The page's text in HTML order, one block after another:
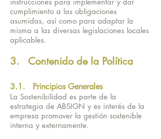
cumplimiento a las obligaciones
asumidas, así como para adaptar la
misma a las diversas legislaciones locales
aplicables.
3. Contenido de la Política
3.1. Principios Generales
La Sostenibilidad es parte de la
estrategia de ABSIGN y es interés de la
empresa promover la gestión sostenible
interna y externamente.